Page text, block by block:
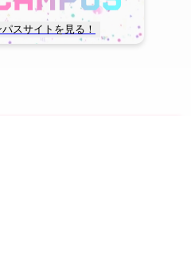
スサイトを見る！
All Rights Reserved.